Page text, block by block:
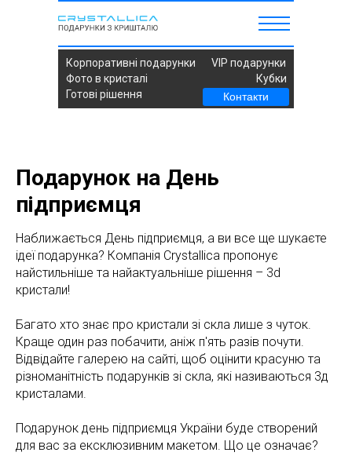
Корпоративні подарунки
Кубки
VIP подарунки
Фото в кристалі
Готові рішення
Контакти
Подарунок на День
підприємця
Наближається День підприємця, а ви все ще шукаєте
ідеї подарунка? Компанія Crystallica пропонує
найстильніше та найактуальніше рішення – 3d
кристали!
Багато хто знає про кристали зі скла лише з чуток.
Краще один раз побачити, аніж п'ять разів почути.
Відвідайте галерею на сайті, щоб оцінити красуню та
різноманітність подарунків зі скла, які називаються 3д
кристалами.
Подарунок день підприємця України буде створений
для вас за ексклюзивним макетом. Що це означає?